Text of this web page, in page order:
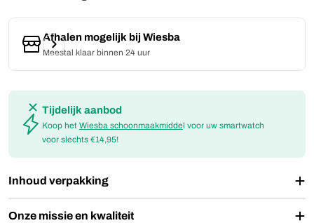
Afhalen mogelijk bij Wiesba
Meestal klaar binnen 24 uur
Tijdelijk aanbod
Koop het Wiesba schoonmaakmiddel voor uw smartwatch
voor slechts €14,95!
Inhoud verpakking
Onze missie en kwaliteit